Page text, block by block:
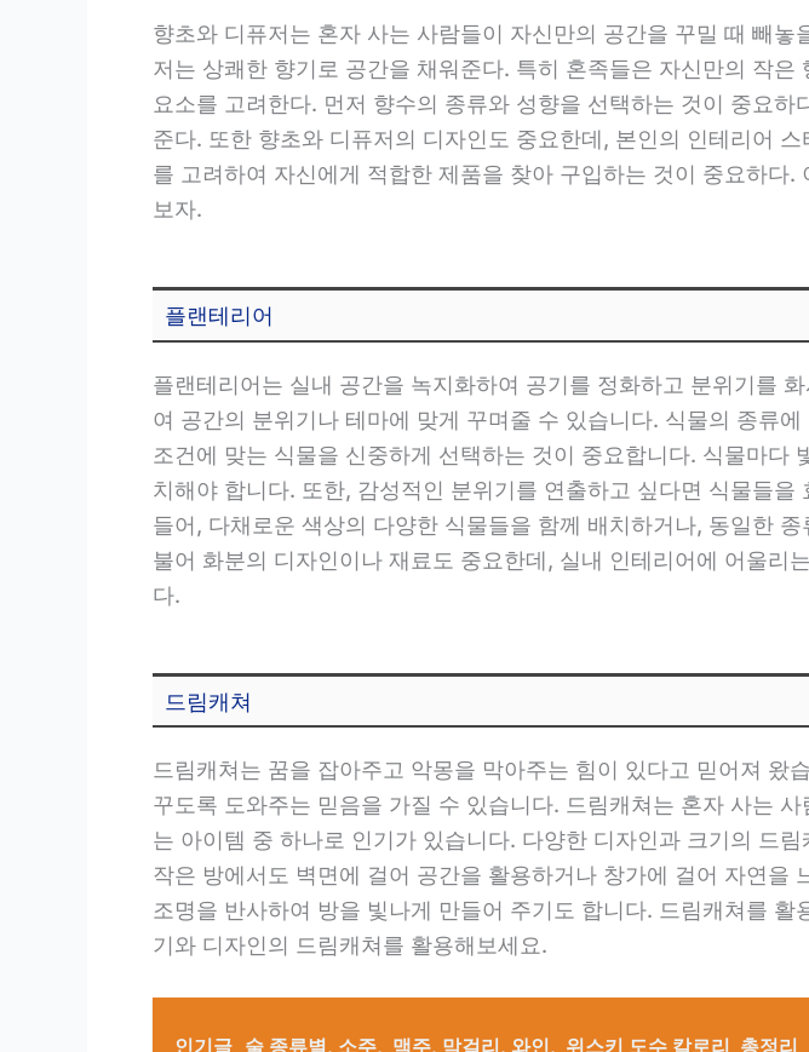
향초와 디퓨저는 혼자 사는 사람들이 자신만의 공간을 꾸밀 때 빼
저는 상쾌한 향기로 공간을 채워준다. 특히 혼족들은 자신만의 작
요소를 고려한다. 먼저 향수의 종류와 성향을 선택하는 것이 중요
준다. 또한 향초와 디퓨저의 디자인도 중요한데, 본인의 인테리어
를 고려하여 자신에게 적합한 제품을 찾아 구입하는 것이 중요하다
보자.
플랜테리어
플랜테리어는 실내 공간을 녹지화하여 공기를 정화하고 분위기를
여 공간의 분위기나 테마에 맞게 꾸며줄 수 있습니다. 식물의 종류
조건에 맞는 식물을 신중하게 선택하는 것이 중요합니다. 식물마
치해야 합니다. 또한, 감성적인 분위기를 연출하고 싶다면 식물들
들어, 다채로운 색상의 다양한 식물들을 함께 배치하거나, 동일한
불어 화분의 디자인이나 재료도 중요한데, 실내 인테리어에 어울리
다.
드림캐쳐
드림캐쳐는 꿈을 잡아주고 악몽을 막아주는 힘이 있다고 믿어져
꾸도록 도와주는 믿음을 가질 수 있습니다. 드림캐쳐는 혼자 사는
는 아이템 중 하나로 인기가 있습니다. 다양한 디자인과 크기의 드
작은 방에서도 벽면에 걸어 공간을 활용하거나 창가에 걸어 자연을
조명을 반사하여 방을 빛나게 만들어 주기도 합니다. 드림캐쳐를
기와 디자인의 드림캐쳐를 활용해보세요.
인기글 술 종류별, 소주, 맥주, 막걸리, 와인, 위스키 도수 칼로리 총정리